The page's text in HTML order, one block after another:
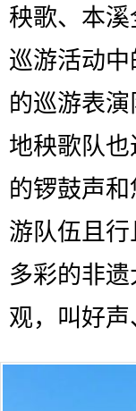
秧歌、本
巡游活动中
的巡游表
地秧歌队
的锣鼓声
游队伍且
多彩的非
观，叫好